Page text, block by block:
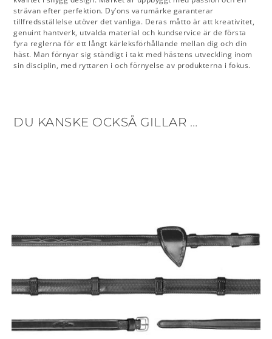
strävan efter perfektion. Dy’ons varumärke garanterar
tillfredsställelse utöver det vanliga. Deras måtto är att kreativitet,
genuint hantverk, utvalda material och kundservice är de första
fyra reglerna för ett långt kärleksförhållande mellan dig och din
häst. Man förnyar sig ständigt i takt med hästens utveckling inom
sin disciplin, med ryttaren i och förnyelse av produkterna i fokus.
DU KANSKE OCKSÅ GILLAR …